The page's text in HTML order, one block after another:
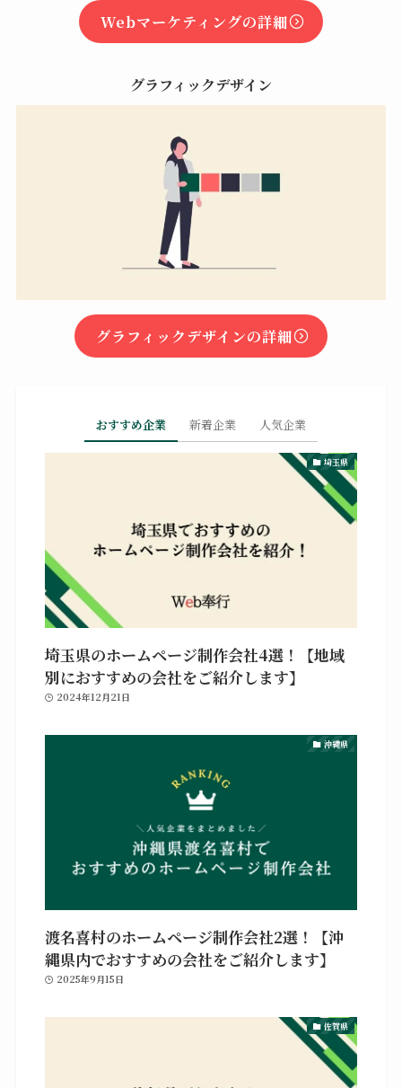
Webマーケティングの詳細
グラフィックデザイン
グラフィックデザインの詳細
おすすめ企業 新着企業 人気企業
埼玉県
埼玉県のホームページ制作会社4選！【地域
別におすすめの会社をご紹介します】
2024年12月21日
沖縄県
渡名喜村のホームページ制作会社2選！【沖
縄県内でおすすめの会社をご紹介します】
2025年9月15日
佐賀県